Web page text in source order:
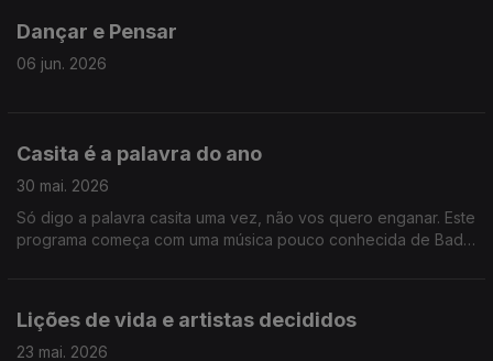
Dançar e Pensar
06 jun. 2026
Casita é a palavra do ano
30 mai. 2026
Só digo a palavra casita uma vez, não vos quero enganar. Este
programa começa com uma música pouco conhecida de Bad
Lições de vida e artistas decididos
23 mai. 2026